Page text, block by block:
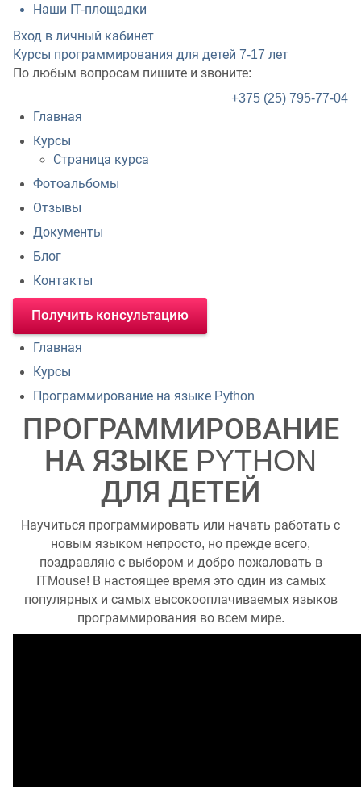
Наши IT-площадки
Вход в личный кабинет
Курсы программирования для детей 7-17 лет
По любым вопросам пишите и звоните:
+375 (25) 795-77-04
Главная
Курсы
Страница курса
Фотоальбомы
Отзывы
Документы
Блог
Контакты
Получить консультацию
Главная
Курсы
Программирование на языке Python
ПРОГРАММИРОВАНИЕ
НА ЯЗЫКЕ PYTHON
ДЛЯ ДЕТЕЙ
Научиться программировать или начать работать с
новым языком непросто, но прежде всего,
поздравляю с выбором и добро пожаловать в
ITMouse! В настоящее время это один из самых
популярных и самых высокооплачиваемых языков
программирования во всем мире.